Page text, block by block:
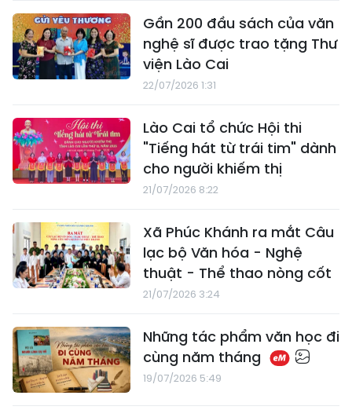
Gần 200 đầu sách của văn
nghệ sĩ được trao tặng Thư
viện Lào Cai
22/07/2026 1:31
Lào Cai tổ chức Hội thi
"Tiếng hát từ trái tim" dành
cho người khiếm thị
21/07/2026 8:22
Xã Phúc Khánh ra mắt Câu
lạc bộ Văn hóa - Nghệ
thuật - Thể thao nòng cốt
21/07/2026 3:24
​Những tác phẩm văn học đi
cùng năm tháng
19/07/2026 5:49